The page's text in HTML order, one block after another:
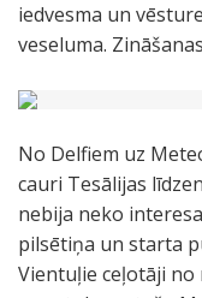
iedvesma un
veseluma.
No Delfiem uz
cauri Tesālijas
nebija neko
pilsētiņa un starta
Vientuļie ceļotāji